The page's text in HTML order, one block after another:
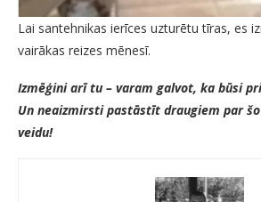
Lai santehnikas ierīces uzturētu tīras, es
vairākas reizes mēnesī.
Izmēģini arī tu – varam galvot, ka būsi
Un neaizmirsti pastāstīt draugiem par
veidu!